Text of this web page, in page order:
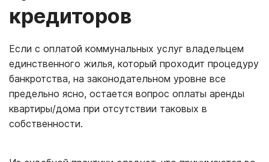
кредиторов
Если с оплатой коммунальных услуг владельцем
единственного жилья, который проходит процедуру
банкротства, на законодательном уровне все
предельно ясно, остается вопрос оплаты аренды
квартиры/дома при отсутствии таковых в
собственности.